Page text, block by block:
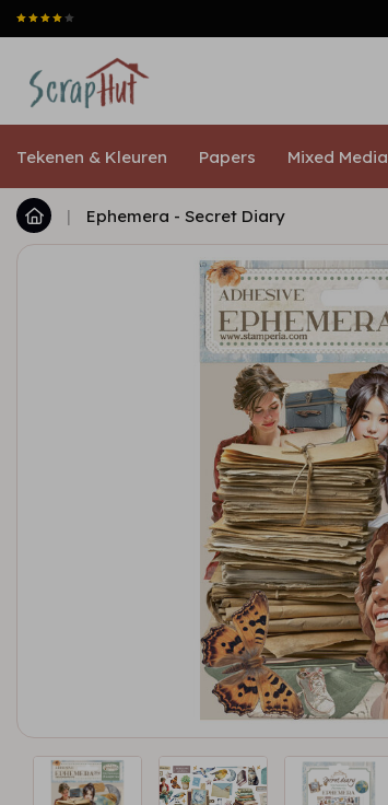
Tekenen & Kleuren Papers Mixed Media
| Ephemera - Secret Diary